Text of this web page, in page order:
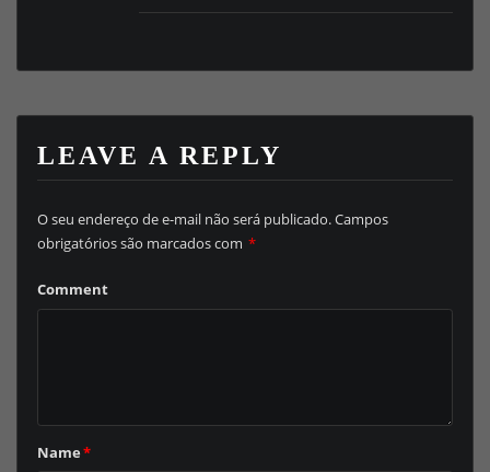
LEAVE A REPLY
O seu endereço de e-mail não será publicado.Campos
obrigatórios são marcados com *
Comment
Name*